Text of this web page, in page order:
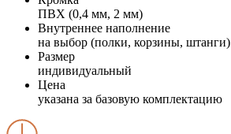
ПВХ (0,4 мм, 2 мм)
Внутреннее наполнение
на выбор (полки, корзины, штанги)
Размер
индивидуальный
Цена
указана за базовую комплектацию